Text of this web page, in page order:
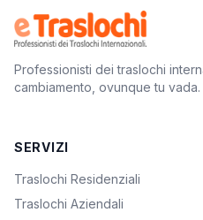
Professionisti dei traslochi
cambiamento, ovunque tu vada.
SERVIZI
Traslochi Residenziali
Traslochi Aziendali